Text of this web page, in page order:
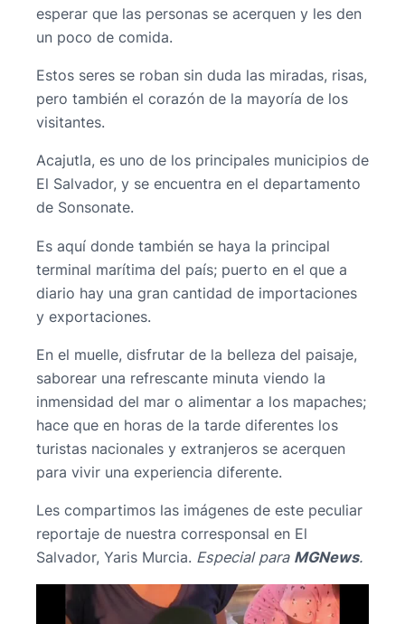
esperar que las personas se acerquen y les den
un poco de comida.
Estos seres se roban sin duda las miradas, risas,
pero también el corazón de la mayoría de los
visitantes.
Acajutla, es uno de los principales municipios de
El Salvador, y se encuentra en el departamento
de Sonsonate.
Es aquí donde también se haya la principal
terminal marítima del país; puerto en el que a
diario hay una gran cantidad de importaciones
y exportaciones.
En el muelle, disfrutar de la belleza del paisaje,
saborear una refrescante minuta viendo la
inmensidad del mar o alimentar a los mapaches;
hace que en horas de la tarde diferentes los
turistas nacionales y extranjeros se acerquen
para vivir una experiencia diferente.
Les compartimos las imágenes de este peculiar
reportaje de nuestra corresponsal en El
Salvador, Yaris Murcia. Especial para MGNews.